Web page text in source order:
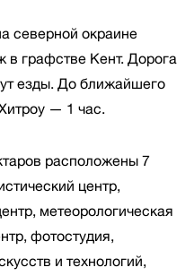
северной окраине
в графстве Кент. Дорога
езды. До ближайшего
— 1 час.
расположены 7
центр,
метеорологическая
фотостудия,
и технологий,